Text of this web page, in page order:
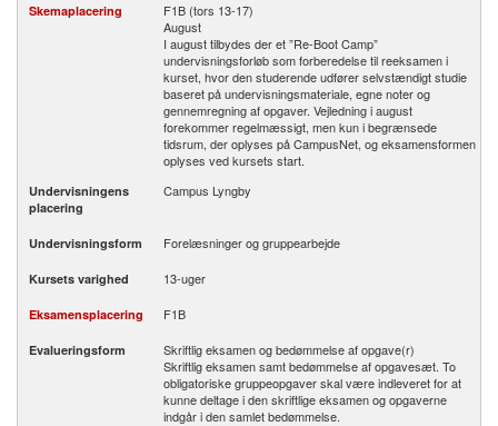
Skemaplacering
F1B (tors 13-17)
August
I august tilbydes der et ”Re-Boot Camp”
undervisningsforløb som forberedelse til reeksamen i
kurset, hvor den studerende udfører selvstændigt studie
baseret på undervisningsmateriale, egne noter og
gennemregning af opgaver. Vejledning i august
forekommer regelmæssigt, men kun i begrænsede
tidsrum, der oplyses på CampusNet, og eksamensformen
oplyses ved kursets start.
Undervisningens
placering
Campus Lyngby
Undervisningsform Forelæsninger og gruppearbejde
Kursets varighed 13-uger
Eksamensplacering F1B
Evalueringsform
Skriftlig eksamen og bedømmelse af opgave(r)
Skriftlig eksamen samt bedømmelse af opgavesæt. To
obligatoriske gruppeopgaver skal være indleveret for at
kunne deltage i den skriftlige eksamen og opgaverne
indgår i den samlet bedømmelse.